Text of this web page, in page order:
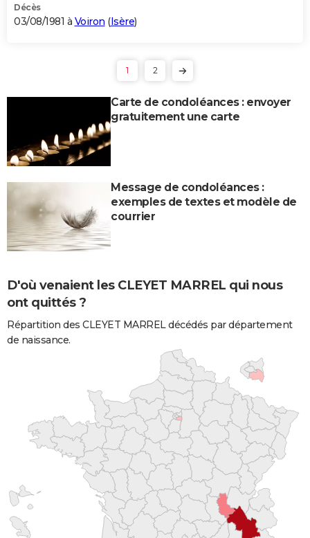
Décès
03/08/1981 à Voiron (Isère)
1 2
Carte de condoléances : envoyer
gratuitement une carte
Message de condoléances :
exemples de textes et modèle de
courrier
D'où venaient les CLEYET MARREL qui nous
ont quittés ?
Répartition des CLEYET MARREL décédés par département
de naissance.